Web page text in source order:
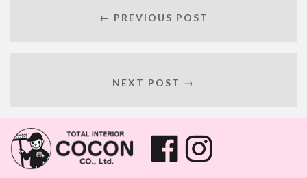
← PREVIOUS POST
NEXT POST →